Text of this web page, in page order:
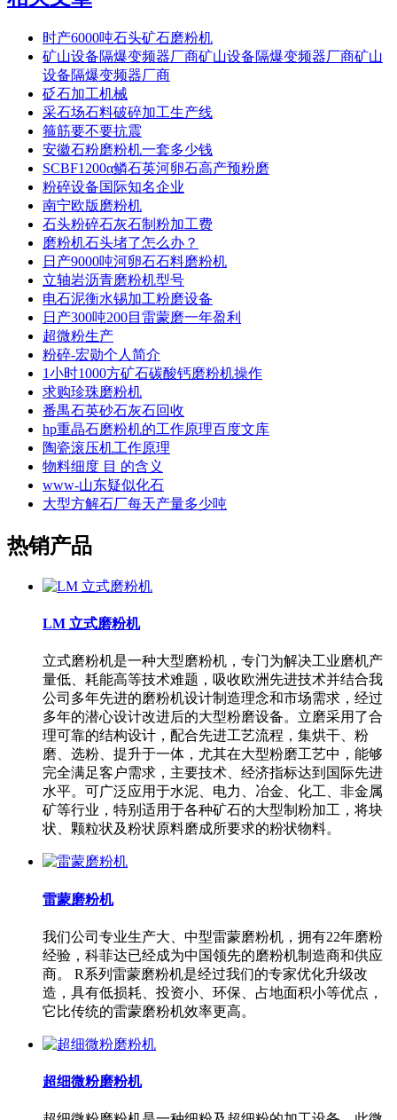
时产6000吨石头矿石磨粉机
矿山设备隔爆变频器厂商矿山设备隔爆变频器厂商矿山
设备隔爆变频器厂商
砭石加工机械
采石场石料破碎加工生产线
箍筋要不要抗震
安徽石粉磨粉机一套多少钱
SCBF1200α鳞石英河卵石高产预粉磨
粉碎设备国际知名企业
南宁欧版磨粉机
石头粉碎石灰石制粉加工费
磨粉机石头堵了怎么办？
日产9000吨河卵石石料磨粉机
立轴岩沥青磨粉机型号
电石泥衡水锡加工粉磨设备
日产300吨200目雷蒙磨一年盈利
超微粉生产
粉碎-宏勋个人简介
1小时1000方矿石碳酸钙磨粉机操作
求购珍珠磨粉机
番禺石英砂石灰石回收
hp重晶石磨粉机的工作原理百度文库
陶瓷滚压机工作原理
物料细度 目 的含义
www-山东疑似化石
大型方解石厂每天产量多少吨
热销产品
LM 立式磨粉机
立式磨粉机是一种大型磨粉机，专门为解决工业磨机产
量低、耗能高等技术难题，吸收欧洲先进技术并结合我
公司多年先进的磨粉机设计制造理念和市场需求，经过
多年的潜心设计改进后的大型粉磨设备。立磨采用了合
理可靠的结构设计，配合先进工艺流程，集烘干、粉
磨、选粉、提升于一体，尤其在大型粉磨工艺中，能够
完全满足客户需求，主要技术、经济指标达到国际先进
水平。可广泛应用于水泥、电力、冶金、化工、非金属
矿等行业，特别适用于各种矿石的大型制粉加工，将块
状、颗粒状及粉状原料磨成所要求的粉状物料。
雷蒙磨粉机
我们公司专业生产大、中型雷蒙磨粉机，拥有22年磨粉
经验，科菲达已经成为中国领先的磨粉机制造商和供应
商。 R系列雷蒙磨粉机是经过我们的专家优化升级改
造，具有低损耗、投资小、环保、占地面积小等优点，
它比传统的雷蒙磨粉机效率更高。
超细微粉磨粉机